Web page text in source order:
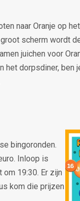
naar Oranje op
scherm wordt
juichen voor
het dorpsdiner, ben
bingoronden.
Inloop is
19:30. Er zijn
kom die prijzen